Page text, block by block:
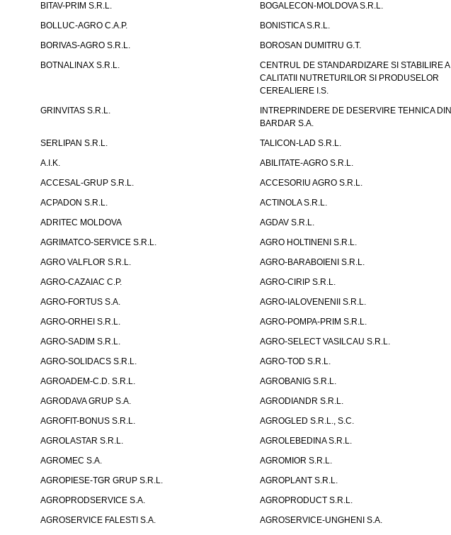
BITAV-PRIM S.R.L.
BOGALECON-MOLDOVA S.R.L.
BOLLUC-AGRO C.A.P.
BONISTICA S.R.L.
BORIVAS-AGRO S.R.L.
BOROSAN DUMITRU G.T.
BOTNALINAX S.R.L.
CENTRUL DE STANDARDIZARE SI STABILIRE A
CALITATII NUTRETURILOR SI PRODUSELOR
CEREALIERE I.S.
GRINVITAS S.R.L.
INTREPRINDERE DE DESERVIRE TEHNICA DIN
BARDAR S.A.
SERLIPAN S.R.L. TALICON-LAD S.R.L.
A.I.K.
ABILITATE-AGRO S.R.L.
ACCESAL-GRUP S.R.L.
ACCESORIU AGRO S.R.L.
ACPADON S.R.L.
ACTINOLA S.R.L.
ADRITEC MOLDOVA
AGDAV S.R.L.
AGRIMATCO-SERVICE S.R.L.
AGRO HOLTINENI S.R.L.
AGRO VALFLOR S.R.L.
AGRO-BARABOIENI S.R.L.
AGRO-CAZAIAC C.P.
AGRO-CIRIP S.R.L.
AGRO-FORTUS S.A.
AGRO-IALOVENENII S.R.L.
AGRO-ORHEI S.R.L.
AGRO-POMPA-PRIM S.R.L.
AGRO-SADIM S.R.L.
AGRO-SELECT VASILCAU S.R.L.
AGRO-SOLIDACS S.R.L.
AGRO-TOD S.R.L.
AGROADEM-C.D. S.R.L.
AGROBANIG S.R.L.
AGRODAVA GRUP S.A.
AGRODIANDR S.R.L.
AGROFIT-BONUS S.R.L.
AGROGLED S.R.L., S.C.
AGROLASTAR S.R.L.
AGROLEBEDINA S.R.L.
AGROMEC S.A.
AGROMIOR S.R.L.
AGROPIESE-TGR GRUP S.R.L.
AGROPLANT S.R.L.
AGROPRODSERVICE S.A.
AGROPRODUCT S.R.L.
AGROSERVICE FALESTI S.A.
AGROSERVICE-UNGHENI S.A.